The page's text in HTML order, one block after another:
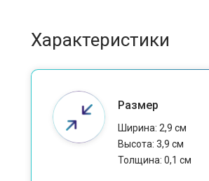
Характеристики
Размер
Ширина: 2,9 см
Высота: 3,9 см
Толщина: 0,1 см